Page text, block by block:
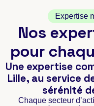
Expertise
Nos
pour
Une expertise
Lille, au service
sérénité
Chaque secteur